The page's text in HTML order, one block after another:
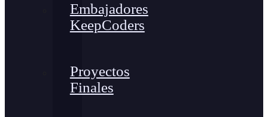
Embajadores
KeepCoders
Proyectos
Finales